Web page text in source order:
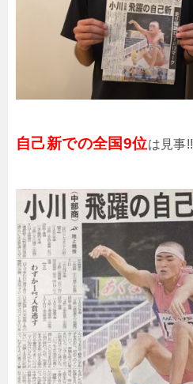
自己新での全国9位は見事!!